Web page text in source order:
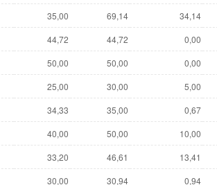
35,00 69,14 34,14
44,72 44,72 0,00
50,00 50,00 0,00
25,00 30,00 5,00
34,33 35,00 0,67
40,00 50,00 10,00
33,20 46,61 13,41
30,00 30,94 0,94